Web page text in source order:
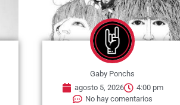
Gaby Ponchs
agosto 5, 2026
3:56 pm
No hay comentarios